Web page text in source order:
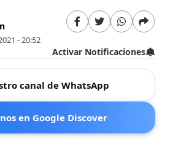
- 20:52
Activar Notificaciones
canal de WhatsApp
en Google Discover